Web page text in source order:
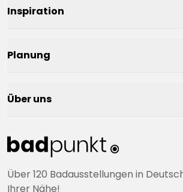
Über 120 Badausstellungen in
Ihrer Nähe!
Inspiration
Planung
Über uns